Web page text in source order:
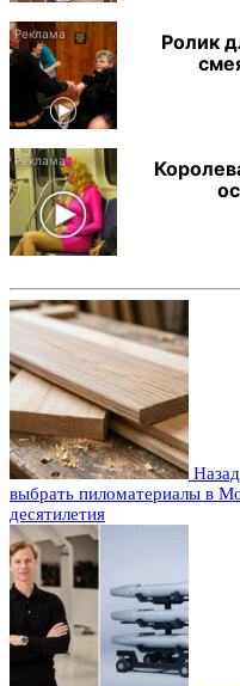
Ролик
Назад
выбрать пиломатериалы в
десятилетия